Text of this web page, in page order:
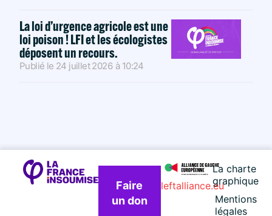
La loi d’urgence agricole est une
loi poison ! LFI et les écologistes
déposent un recours.
Publié le 24 juillet 2026 à 10:24
Faire
un don
La charte
graphique
Mentions
légales
leftalliance.eu